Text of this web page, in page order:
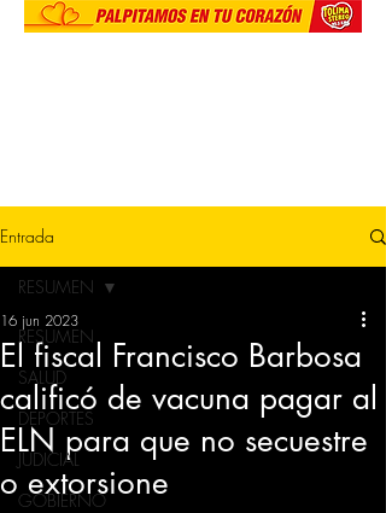
Entrada
RESUMEN
SALUD
DEPORTES
JUDICIAL
GOBIERNO
RESUMEN
El fiscal Francisco Barbosa
calificó de vacuna pagar al
ELN para que no secuestre
o extorsione
16 jun 2023